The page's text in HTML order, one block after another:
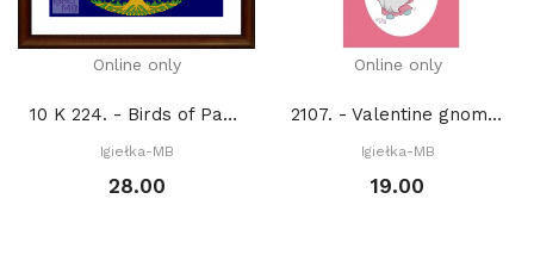
Online only
10 K 224. - Birds of Paradise Tapestry motif (PDF)
Igiełka-MB
28.00
Online only
2107. - Valentine gnomes (PDF)
Igiełka-MB
19.00